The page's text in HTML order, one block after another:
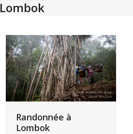
Lombok
Randonnée à
Lombok